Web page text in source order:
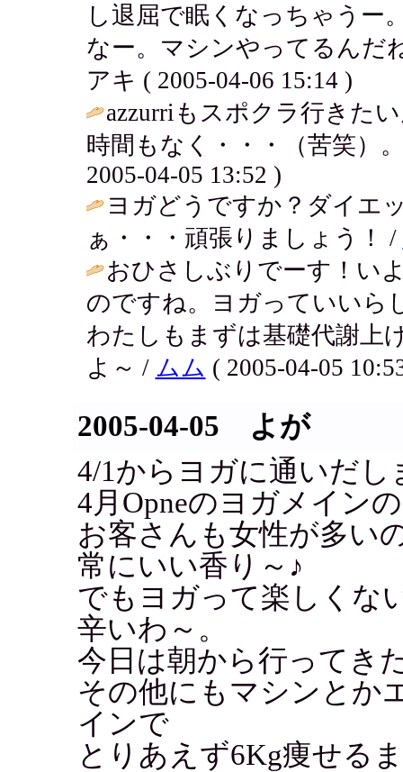
し退屈で眠くなっちゃうー
なー。マシンやってるんだ
アキ ( 2005-04-06 15:14 )
azzurriもスポクラ行きた
時間もなく・・・（苦笑）
2005-04-05 13:52 )
ヨガどうですか？ダイエ
ぁ・・・頑張りましょう！ /
おひさしぶりでーす！い
のですね。ヨガっていいら
わたしもまずは基礎代謝上
よ～ / ムム ( 2005-04-05
2005-04-05 よが
4/1からヨガに通いだし
4月Opneのヨガメイン
お客さんも女性が多い
常にいい香り～♪
でもヨガって楽しくな
辛いわ～。
今日は朝から行ってき
その他にもマシンとか
インで
とりあえず6Kg痩せる